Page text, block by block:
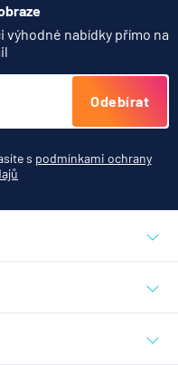
nabídky přímo na
Odebírat
s podmínkami ochrany